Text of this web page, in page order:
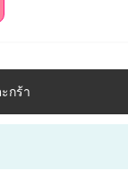
กร้า